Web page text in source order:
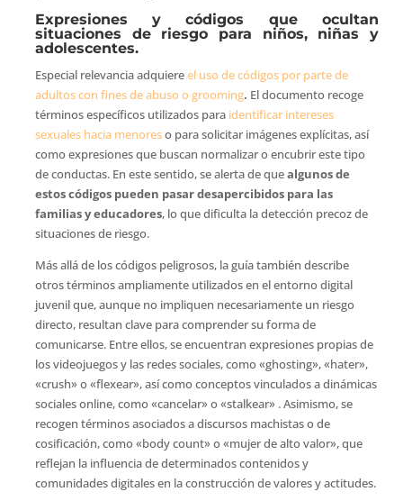
Expresiones y códigos que ocultan
situaciones de riesgo para niños, niñas y
adolescentes.
Especial relevancia adquiereel uso de códigos por parte de
adultos con fines de abuso o grooming. El documento recoge
términos específicos utilizados para identificar intereses
sexuales hacia menoreso para solicitar imágenes explícitas, así
como expresiones que buscan normalizar o encubrir este tipo
de conductas. En este sentido, se alerta de quealgunos de
estos códigos pueden pasar desapercibidos para las
familias y educadores, lo que dificulta la detección precoz de
situaciones de riesgo.
Más allá de los códigos peligrosos, la guía también describe
otros términos ampliamente utilizados en el entorno digital
juvenil que, aunque no impliquen necesariamente un riesgo
directo, resultan clave para comprender su forma de
comunicarse. Entre ellos, se encuentran expresiones propias de
los videojuegos y las redes sociales, como «ghosting», «hater»,
«crush» o «flexear», así como conceptos vinculados a dinámicas
sociales online, como «cancelar» o «stalkear» . Asimismo, se
recogen términos asociados a discursos machistas o de
cosificación, como «body count» o «mujer de alto valor», que
reflejan la influencia de determinados contenidos y
comunidades digitales en la construcción de valores y actitudes.